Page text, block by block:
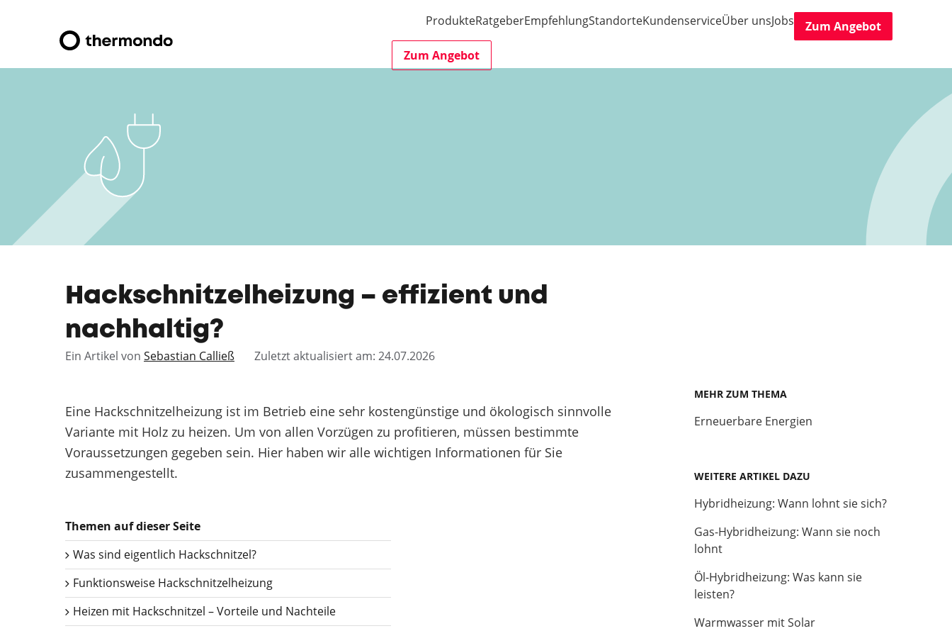
ProdukteRatgeberEmpfehlungStandorteKundenserviceÜber unsJobs
Zum Angebot
Zum Angebot
Hackschnitzelheizung – effizient und
nachhaltig?
Ein Artikel von Sebastian Calließ Zuletzt aktualisiert am: 24.07.2026
Eine Hackschnitzelheizung ist im Betrieb eine sehr kostengünstige und ökologisch sinnvolle
Variante mit Holz zu heizen. Um von allen Vorzügen zu profitieren, müssen bestimmte
Voraussetzungen gegeben sein. Hier haben wir alle wichtigen Informationen für Sie
zusammengestellt.
Themen auf dieser Seite
Was sind eigentlich Hackschnitzel?
Funktionsweise Hackschnitzelheizung
Heizen mit Hackschnitzel – Vorteile und Nachteile
MEHR ZUM THEMA
Erneuerbare Energien
WEITERE ARTIKEL DAZU
Hybridheizung: Wann lohnt sie sich?
Gas-Hybridheizung: Wann sie noch
lohnt
Öl-Hybridheizung: Was kann sie
leisten?
Warmwasser mit Solar